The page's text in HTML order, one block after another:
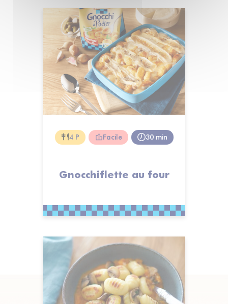
4 P Facile 30 min
Gnocchiflette au four